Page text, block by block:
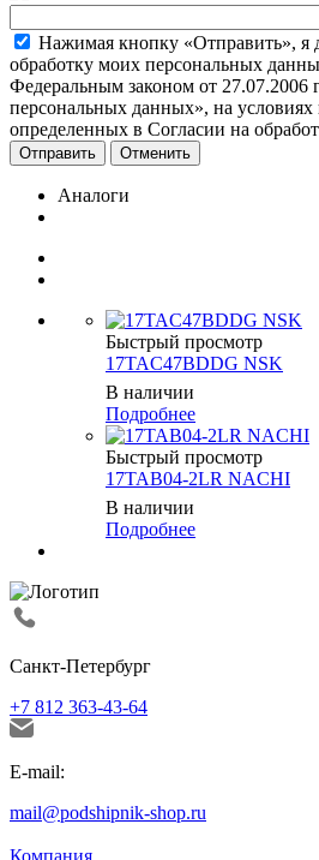
Нажимая кнопку «Отправить», я
обработку моих персональных
Федеральным законом от
персональных данных», на условиях
определенных в Согласии на
Отменить
Аналоги
Быстрый просмотр
17TAC47BDDG NSK
В наличии
Подробнее
Быстрый просмотр
17TAB04-2LR NACHI
В наличии
Подробнее
Санкт-Петербург
+7 812 363-43-64
E-mail:
mail@podshipnik-shop.ru